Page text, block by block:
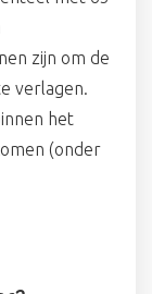
zijn om de
verlagen.
het
(onder